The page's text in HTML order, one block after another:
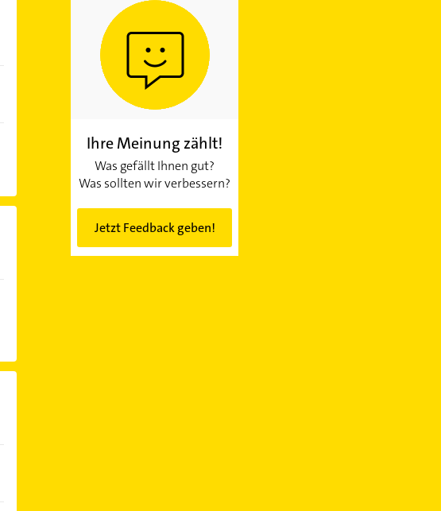
Ihre Meinung zählt!
Was gefällt Ihnen gut?
Was sollten wir verbessern?
Jetzt Feedback geben!